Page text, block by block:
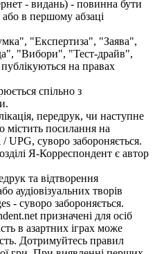
- видань) - повинна бути
в першому абзаці
"Експертиза", "Заява",
"Вибори", "Тест-драйв",
на правах
спільно з
передрук, чи наступне
містить посилання на
UPG, суворо забороняється.
Я-Корреспондент є автор
та відтворення
аудіовізуальних творів
- суворо забороняється.
призначені для осіб
в азартних іграх може
Дотримуйтесь правил